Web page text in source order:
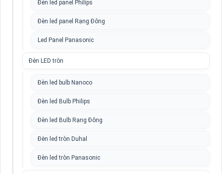
Đèn led panel Philips
Đèn led panel Rạng Đông
Led Panel Panasonic
Đèn LED tròn
Đèn led bulb Nanoco
Đèn led Bulb Philips
Đèn led Bulb Rạng Đông
Đèn led tròn Duhal
Đèn led tròn Panasonic